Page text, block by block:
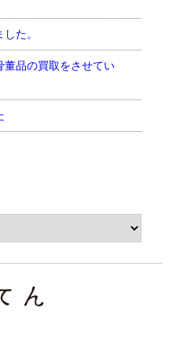
た。
董品の買取をさせてい